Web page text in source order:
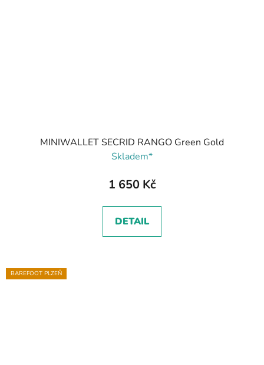
MINIWALLET SECRID RANGO Green Gold
Skladem*
1 650 Kč
DETAIL
BAREFOOT PLZEŇ